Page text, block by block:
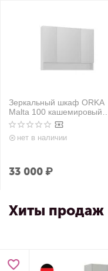
Зеркальный шкаф ORKA
Malta 100 кашемировый
матовый
нет в наличии
33 000₽
Хиты продаж